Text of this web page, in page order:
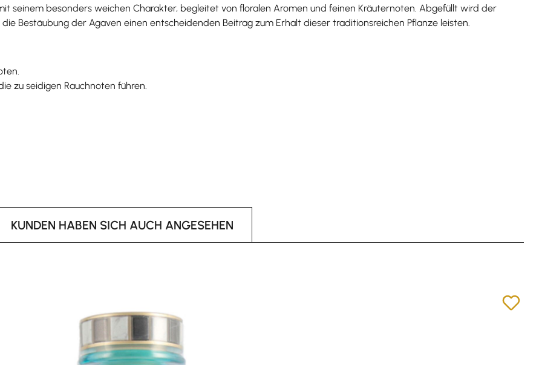
seinem besonders weichen Charakter, begleitet von floralen Aromen und feinen Kräuternoten. Abgefüllt wird der
Bestäubung der Agaven einen entscheidenden Beitrag zum Erhalt dieser traditionsreichen Pflanze leisten.
zu seidigen Rauchnoten führen.
KUNDEN HABEN SICH AUCH ANGESEHEN